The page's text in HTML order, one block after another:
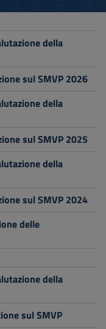
della
sul SMVP 2026
della
sul SMVP 2025
della
sul SMVP 2024
delle
della
sul SMVP